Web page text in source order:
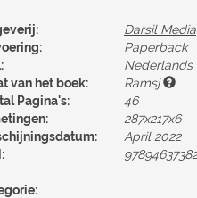
Darsil Media
Paperback
Nederlands
van het boek:
Ramsj
Pagina's:
46
287x217x6
April 2022